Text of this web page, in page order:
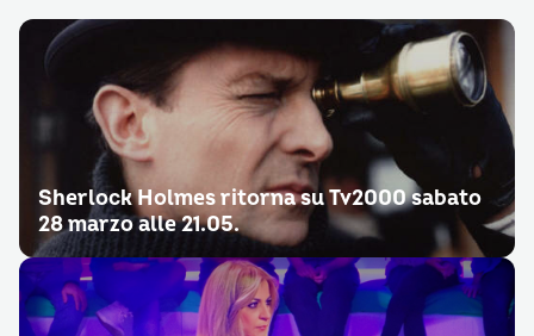
Sherlock Holmes ritorna su Tv2000 sabato
28 marzo alle 21.05.